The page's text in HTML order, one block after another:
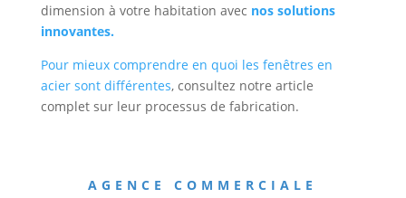
dimension à votre habitation avec nos solutions
innovantes.
Pour mieux comprendre en quoi les fenêtres en
acier sont différentes, consultez notre article
complet sur leur processus de fabrication.
AGENCE COMMERCIALE